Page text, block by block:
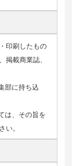
印刷したもの
掲載商業誌、
部に持ち込
は、その旨を
い。